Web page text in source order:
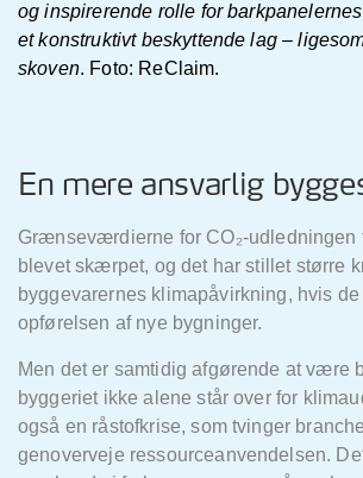
og inspirerende rolle for
et konstruktivt beskyttende lag –
skoven. Foto: ReClaim.
En mere ansvarlig
Grænseværdierne for CO₂-udledningen
blevet skærpet, og det har stillet større
byggevarernes klimapåvirkning, hvis
opførelsen af nye bygninger.
Men det er samtidig afgørende at være
byggeriet ikke alene står over for
også en råstofkrise, som tvinger
genoverveje ressourceanvendelsen.